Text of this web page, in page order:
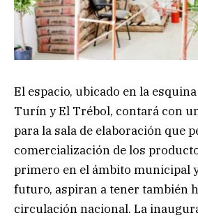
El espacio, ubicado en la
Turín y El Trébol, contará con
para la sala de elaboración que
comercialización de los
primero en el ámbito municipal
futuro, aspiran a tener también
circulación nacional. La